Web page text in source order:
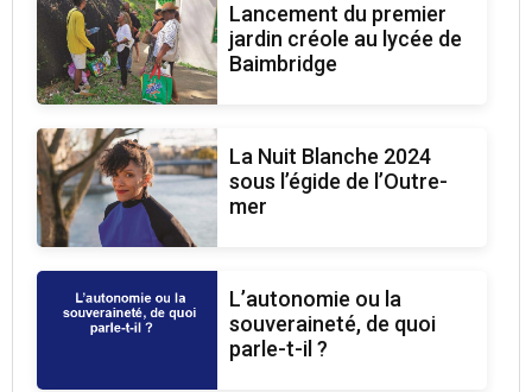
Lancement du premier
jardin créole au lycée de
Baimbridge
La Nuit Blanche 2024
sous l’égide de l’Outre-
mer
L’autonomie ou la
souveraineté, de quoi
parle-t-il ?